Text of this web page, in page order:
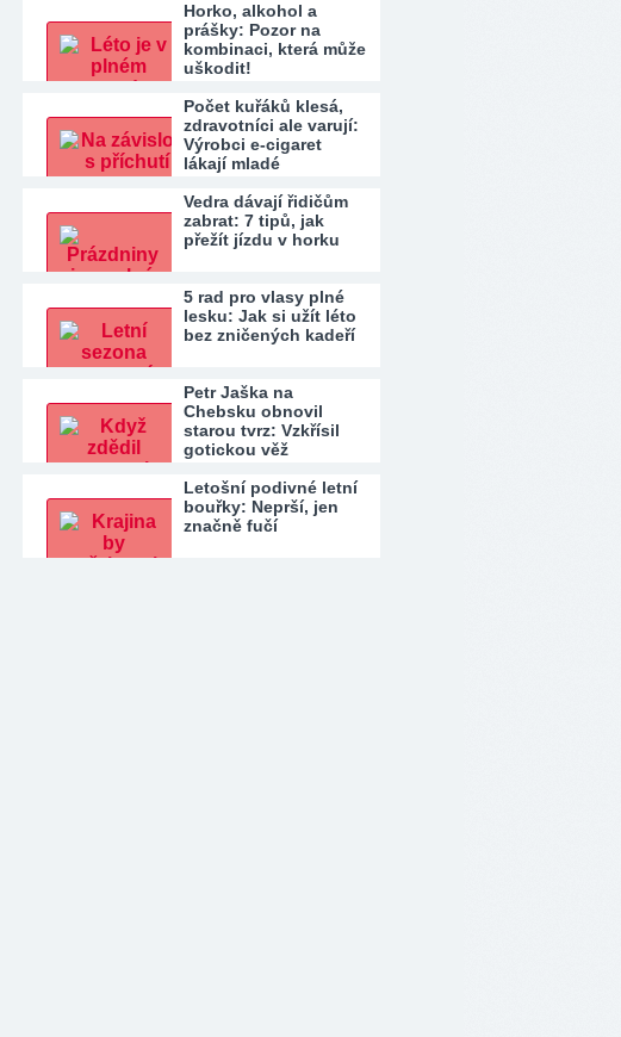
Horko, alkohol a
prášky: Pozor na
kombinaci, která může
uškodit!
Počet kuřáků klesá,
zdravotníci ale varují:
Výrobci e-cigaret
lákají mladé
Vedra dávají řidičům
zabrat: 7 tipů, jak
přežít jízdu v horku
5 rad pro vlasy plné
lesku: Jak si užít léto
bez zničených kadeří
Petr Jaška na
Chebsku obnovil
starou tvrz: Vzkřísil
gotickou věž
Letošní podivné letní
bouřky: Neprší, jen
značně fučí